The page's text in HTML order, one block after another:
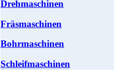
Drehmaschinen
Fräsmaschinen
Bohrmaschinen
Schleifmaschinen